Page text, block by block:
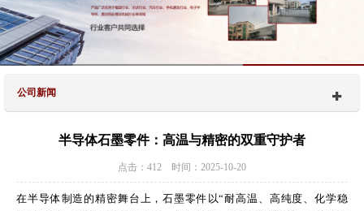
公司新闻
半导体石墨零件：高温与精密的双重守护者
点击：412 时间：2025-10-20
在半导体制造的精密舞台上，石墨零件以“耐高温、高纯度、化学稳